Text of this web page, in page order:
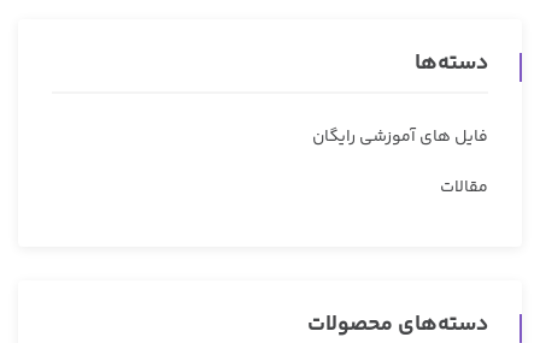
دسته‌ها
فایل های آموزشی رایگان
مقالات
دسته‌های محصولات